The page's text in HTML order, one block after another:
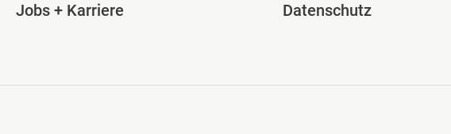
Jobs + Karriere
Datenschutz